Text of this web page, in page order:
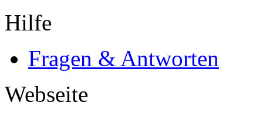
Hilfe
Fragen & Antworten
Webseite